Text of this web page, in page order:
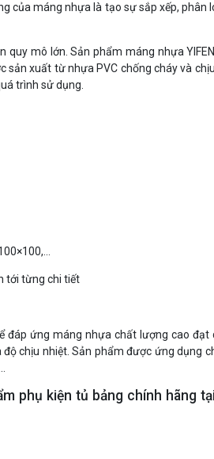
của máng nhựa là tạo sự sắp xếp, phân
quy mô lớn. Sản phẩm máng nhựa
sản xuất từ nhựa PVC chống cháy và
trình sử dụng.
tới từng chi tiết
đáp ứng máng nhựa chất lượng cao đạt
chịu nhiệt. Sản phẩm được ứng dụng
phụ kiện tủ bảng chính hãng